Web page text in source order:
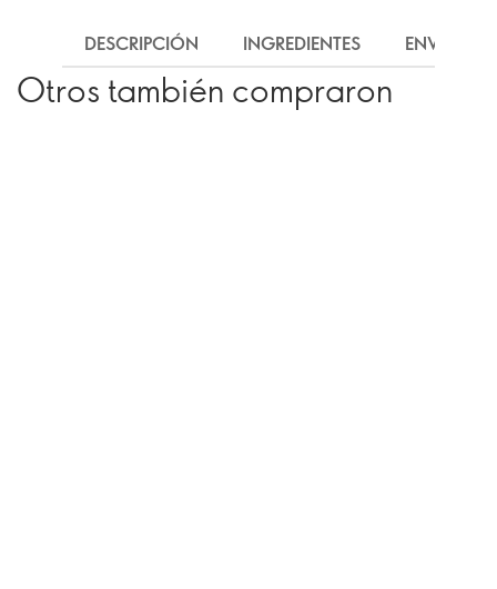
DESCRIPCIÓN INGREDIENTES ENVÍO
Otros también compraron